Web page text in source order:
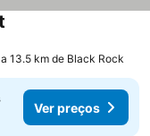
13.5 km de Black Rock
Ver preços